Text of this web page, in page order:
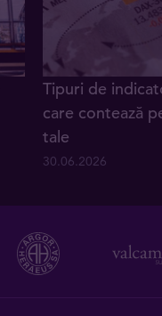
Tipuri de
care contează
tale
30.06.2026